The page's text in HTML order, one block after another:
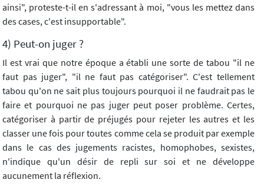
ainsi", proteste-t-il en s'adressant à moi, "vous les mettez dans
des cases, c'est insupportable".
4) Peut-on juger ?
Il est vrai que notre époque a établi une sorte de tabou "il ne
faut pas juger", "il ne faut pas catégoriser". C'est tellement
tabou qu'on ne sait plus toujours pourquoi il ne faudrait pas le
faire et pourquoi ne pas juger peut poser problème. Certes,
catégoriser à partir de préjugés pour rejeter les autres et les
classer une fois pour toutes comme cela se produit par exemple
dans le cas des jugements racistes, homophobes, sexistes,
n'indique qu'un désir de repli sur soi et ne développe
aucunement la réflexion.